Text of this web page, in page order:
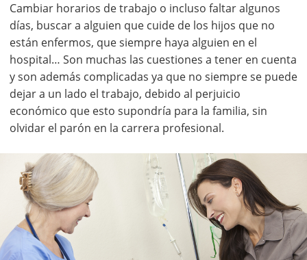
Cambiar horarios de trabajo o incluso faltar algunos
días, buscar a alguien que cuide de los hijos que no
están enfermos, que siempre haya alguien en el
hospital… Son muchas las cuestiones a tener en cuenta
y son además complicadas ya que no siempre se puede
dejar a un lado el trabajo, debido al perjuicio
económico que esto supondría para la familia, sin
olvidar el parón en la carrera profesional.